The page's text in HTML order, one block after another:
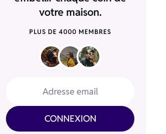
votre maison.
PLUS DE 4000 MEMBRES
Adresse email
CONNEXION